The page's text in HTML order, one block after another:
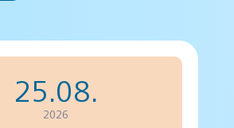
25.08.
2026